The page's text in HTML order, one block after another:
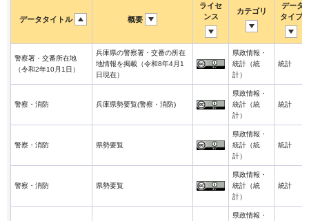
データタイトル 概要
ライセ
ンス
カテゴリ
データ
タイプ
警察署・交番所在地
（令和2年10月1日）
兵庫県の警察署・交番の所在
地情報を掲載（令和8年4月1
日現在）
県政情報・
統計（統
計）
統計
警察・消防 兵庫県勢要覧(警察・消防)
県政情報・
統計（統
計）
統計
警察・消防 県勢要覧
県政情報・
統計（統
計）
統計
警察・消防 県勢要覧
県政情報・
統計（統
計）
統計
県政情報・